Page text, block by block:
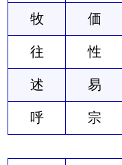
牧 価
往 性
述 易
呼 宗